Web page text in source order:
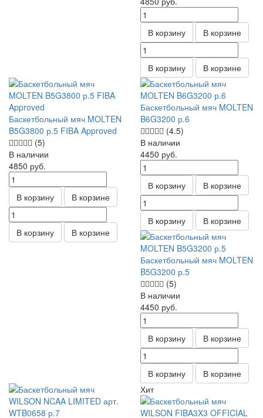
В корзину В корзине
В корзину В корзине
Баскетбольный мяч MOLTEN
B5G3800 р.5 FIBA Approved
(5)
В наличии
4850 руб.
В корзину В корзине
В корзину В корзине
Баскетбольный мяч MOLTEN
B6G3200 р.6
(4.5)
В наличии
4450 руб.
В корзину В корзине
В корзину В корзине
Баскетбольный мяч MOLTEN
B5G3200 р.5
(5)
В наличии
4450 руб.
В корзину В корзине
В корзину В корзине
Хит